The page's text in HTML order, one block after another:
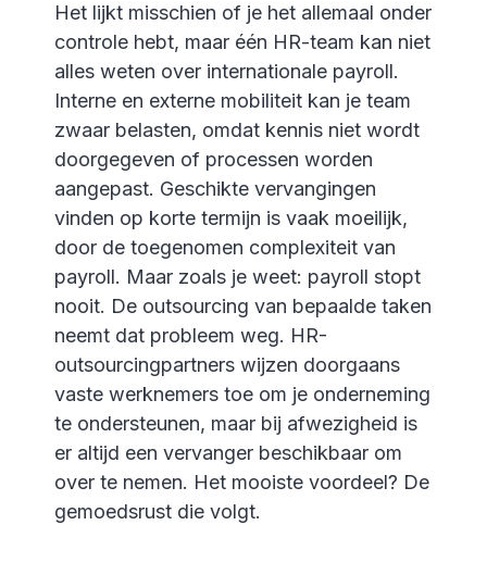
Het lijkt misschien of je het allemaal onder
controle hebt, maar één HR-team kan niet
alles weten over internationale payroll.
Interne en externe mobiliteit kan je team
zwaar belasten, omdat kennis niet wordt
doorgegeven of processen worden
aangepast. Geschikte vervangingen
vinden op korte termijn is vaak moeilijk,
door de toegenomen complexiteit van
payroll. Maar zoals je weet: payroll stopt
nooit. De outsourcing van bepaalde taken
neemt dat probleem weg. HR-
outsourcingpartners wijzen doorgaans
vaste werknemers toe om je onderneming
te ondersteunen, maar bij afwezigheid is
er altijd een vervanger beschikbaar om
over te nemen. Het mooiste voordeel? De
gemoedsrust die volgt.